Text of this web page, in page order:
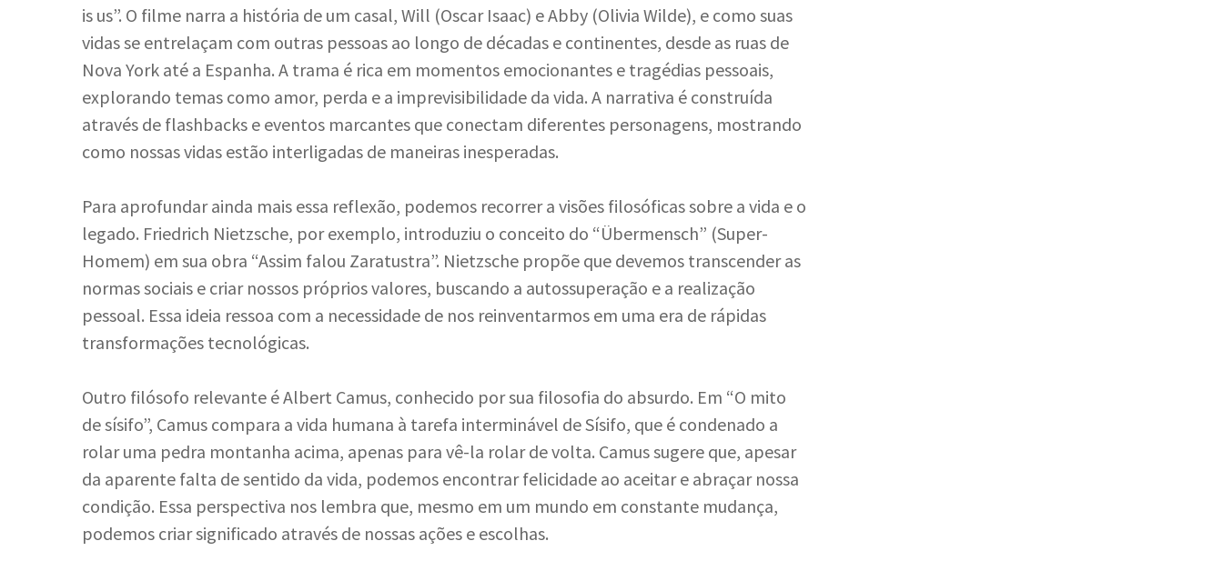
is us”. O filme narra a história de um casal, Will (Oscar Isaac) e Abby (Olivia Wilde), e como suas
vidas se entrelaçam com outras pessoas ao longo de décadas e continentes, desde as ruas de
Nova York até a Espanha. A trama é rica em momentos emocionantes e tragédias pessoais,
explorando temas como amor, perda e a imprevisibilidade da vida. A narrativa é construída
através de flashbacks e eventos marcantes que conectam diferentes personagens, mostrando
como nossas vidas estão interligadas de maneiras inesperadas.
Para aprofundar ainda mais essa reflexão, podemos recorrer a visões filosóficas sobre a vida e o
legado. Friedrich Nietzsche, por exemplo, introduziu o conceito do “Übermensch” (Super-
Homem) em sua obra “Assim falou Zaratustra”. Nietzsche propõe que devemos transcender as
normas sociais e criar nossos próprios valores, buscando a autossuperação e a realização
pessoal. Essa ideia ressoa com a necessidade de nos reinventarmos em uma era de rápidas
transformações tecnológicas.
Outro filósofo relevante é Albert Camus, conhecido por sua filosofia do absurdo. Em “O mito
de sísifo”, Camus compara a vida humana à tarefa interminável de Sísifo, que é condenado a
rolar uma pedra montanha acima, apenas para vê-la rolar de volta. Camus sugere que, apesar
da aparente falta de sentido da vida, podemos encontrar felicidade ao aceitar e abraçar nossa
condição. Essa perspectiva nos lembra que, mesmo em um mundo em constante mudança,
podemos criar significado através de nossas ações e escolhas.